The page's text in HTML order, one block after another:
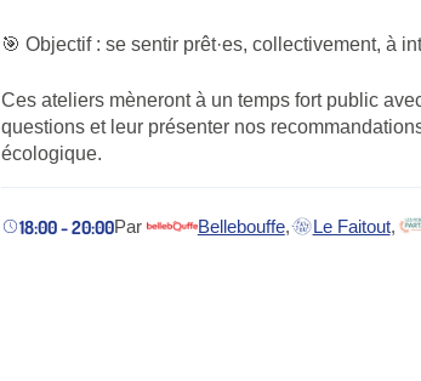
🎯 Objectif : se sentir prêt·es, collectivement, à
Ces ateliers mèneront à un temps fort public
questions et leur présenter nos
écologique.
18:00 - 20:00Par Bellebouffe
(nouvel onglet) , Le Faitout
(nouvel onglet)
,